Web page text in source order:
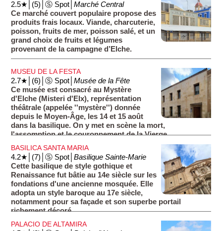
2.5★│(5)│Ⓢ Spot│Marché Central
Ce marché couvert populaire propose des
produits frais locaux. Viande, charcuterie,
poisson, fruits de mer, poisson salé, et un
grand choix de fruits et légumes
provenant de la campagne d’Elche.
MUSEU DE LA FESTA
2.7★│(6)│Ⓢ Spot│Musée de la Fête
Ce musée est consacré au Mystère
d'Elche (Misteri d'Elx), représentation
théâtrale (appelée ''mystère'') donnée
depuis le Moyen-Âge, les 14 et 15 août
dans la basilique. On y met en scène la mort,
l'assomption et le couronnement de la Vierge.
L'événement est aussi connu sous le nom de ''La Festa''
(la fête).
BASILICA SANTA MARIA
4.2★│(7)│Ⓢ Spot│Basilique Sainte-Marie
Cette basilique de style gothique et
Renaissance fut bâtie au 14e siècle sur les
fondations d'une ancienne mosquée. Elle
adopta un style baroque au 17e siècle,
notamment pour sa façade et son superbe portail
richement décoré.
Vous pouvez accéder au clocher afin de jouir d'un beau
panorama. La représentation du Mystère d'Elche s'y déroule
PALACIO DE ALTAMIRA